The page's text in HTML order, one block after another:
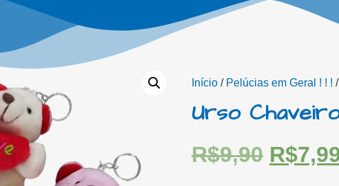
Início / Pelúcias em Geral ! ! !
Urso Chaveiro
R$9,90 R$